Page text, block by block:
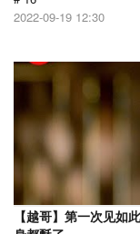
2022-09-19 12:30
【越哥】第一次见如